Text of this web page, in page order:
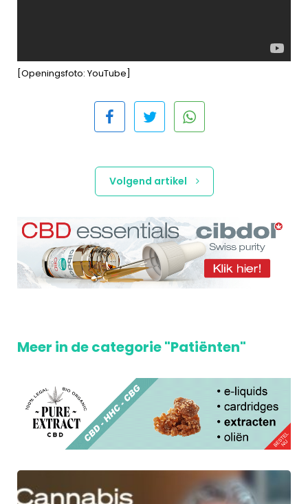
[Openingsfoto: YouTube]
Volgend artikel
Meer in de categorie "Patiënten"